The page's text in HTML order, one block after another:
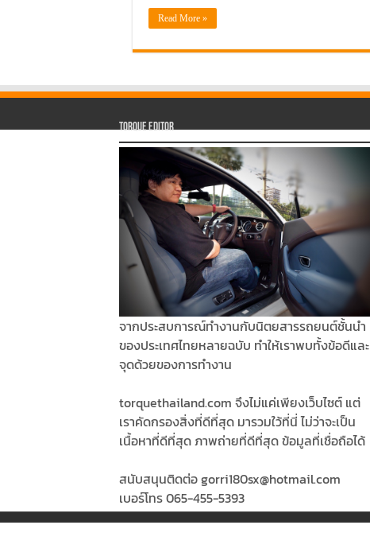
Read More »
Torque Editor
จากประสบการณ์ทำงานกับนิตยสารรถยนต์ชั้นนำ
ของประเทศไทยหลายฉบับ ทำให้เราพบทั้งข้อดีและ
จุดด้วยของการทำงาน
torquethailand.com จึงไม่แค่เพียงเว็บไซต์ แต่
เราคัดกรองสิ่งที่ดีที่สุด มารวมใว้ที่นี่ ไม่ว่าจะเป็น
เนื้อหาที่ดีที่สุด ภาพถ่ายที่ดีที่สุด ข้อมูลที่เชื่อถือได้
สนับสนุนติดต่อ gorri180sx@hotmail.com
เบอร์โทร 065-455-5393